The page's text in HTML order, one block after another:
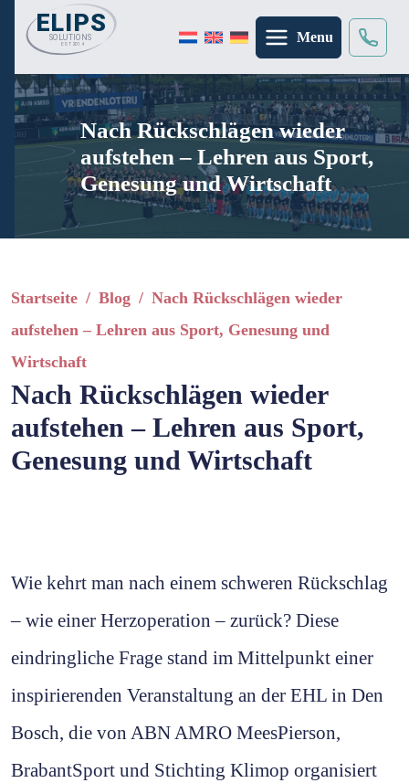
Suche
×
Menu
Nach Rückschlägen wieder
aufstehen – Lehren aus Sport,
Genesung und Wirtschaft
Startseite / Blog / Nach Rückschlägen wieder
aufstehen – Lehren aus Sport, Genesung und
Wirtschaft
Nach Rückschlägen wieder
aufstehen – Lehren aus Sport,
Genesung und Wirtschaft
Wie kehrt man nach einem schweren Rückschlag
– wie einer Herzoperation – zurück? Diese
eindringliche Frage stand im Mittelpunkt einer
inspirierenden Veranstaltung an der EHL in Den
Bosch, die von ABN AMRO MeesPierson,
BrabantSport und Stichting Klimop organisiert